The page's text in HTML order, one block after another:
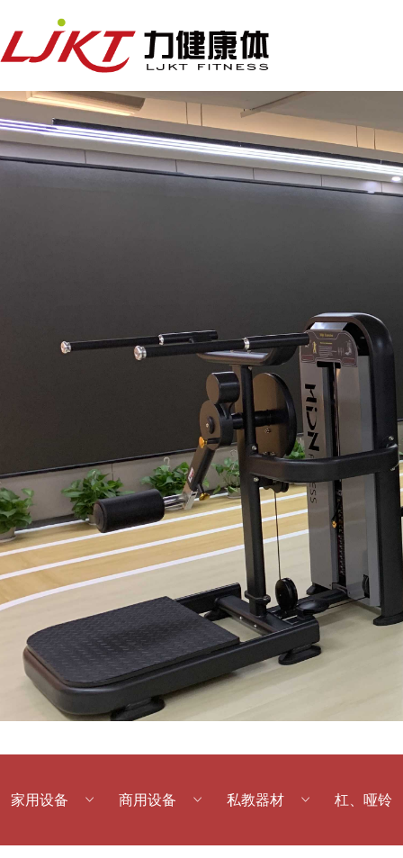
ꀁ
家用设备 ꀁ
商用设备 ꀁ
私教器材 杠、哑铃